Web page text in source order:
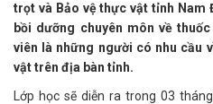
trọt và Bảo vệ thực vật tỉnh
bồi dưỡng chuyên môn về
viên là những người có nhu cầu
vật trên địa bàn tỉnh.
Lớp học sẽ diễn ra trong 03